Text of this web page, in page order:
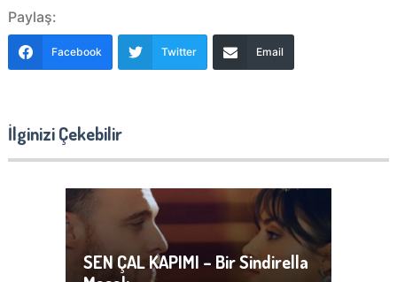
Paylaş:
Facebook Twitter Email
İlginizi Çekebilir
SEN ÇAL KAPIMI – Bir Sindirella